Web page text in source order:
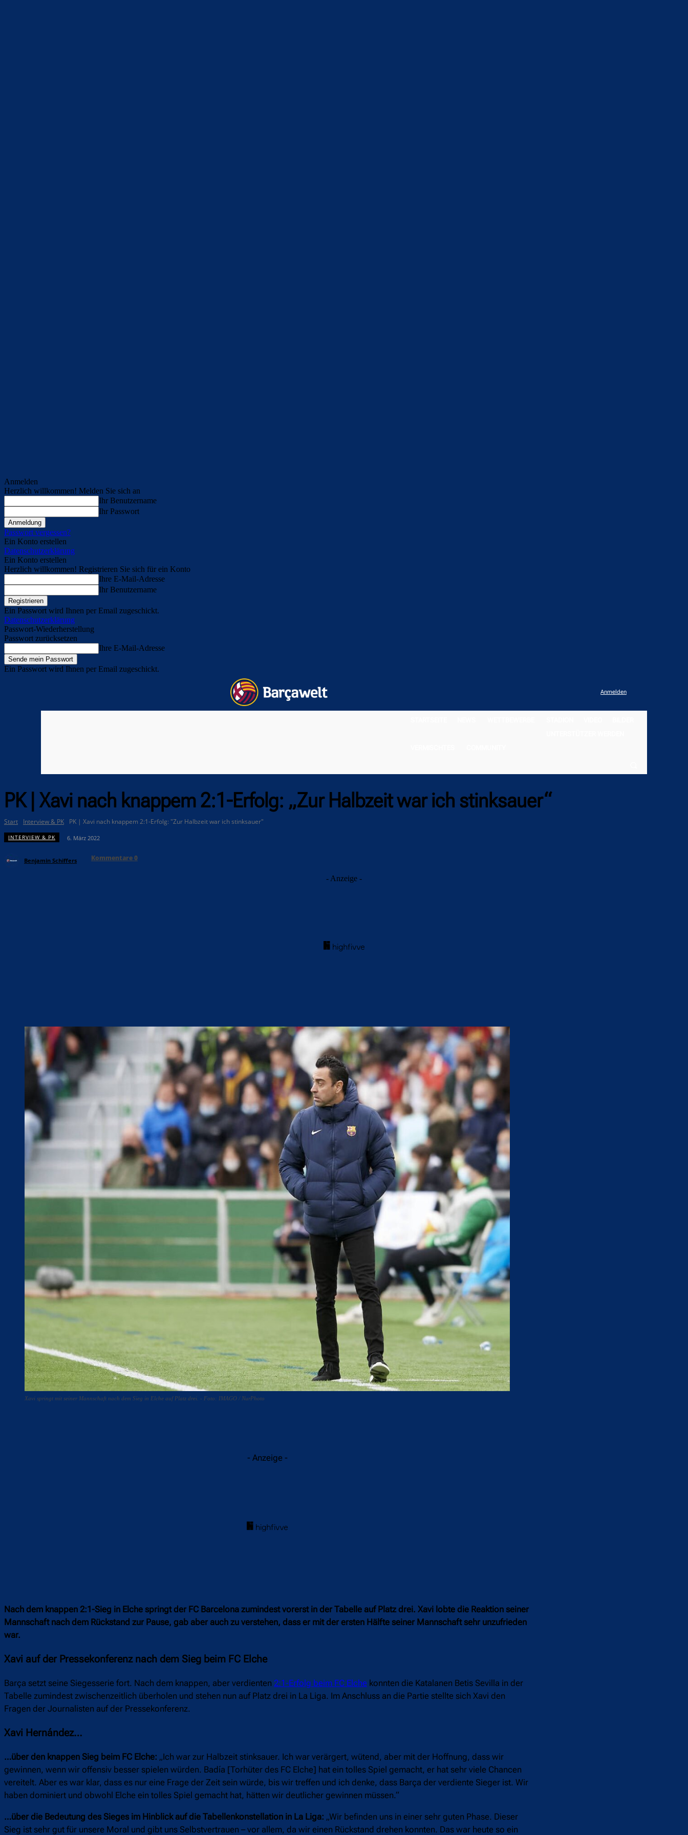
Anmelden
Herzlich willkommen! Melden Sie sich an
Ihr Benutzername
Ihr Passwort
Passwort vergessen?
Ein Konto erstellen
Datenschutzerklärung
Ein Konto erstellen
Herzlich willkommen! Registrieren Sie sich für ein Konto
Ihre E-Mail-Adresse
Ihr Benutzername
Ein Passwort wird Ihnen per Email zugeschickt.
Datenschutzerklärung
Passwort-Wiederherstellung
Passwort zurücksetzen
Ihre E-Mail-Adresse
Ein Passwort wird Ihnen per Email zugeschickt.
Anmelden
PK | Xavi nach knappem 2:1-Erfolg: „Zur Halbzeit war ich stinksauer“
Start Interview & PK PK | Xavi nach knappem 2:1-Erfolg: "Zur Halbzeit war ich stinksauer"
INTERVIEW & PK 6. März 2022
Benjamin Schiffers Kommentare0
- Anzeige -
Xavi springt mit seiner Mannschaft nach dem Sieg in Elche auf Platz drei. - Foto: IMAGO / NurPhoto
- Anzeige -
Nach dem knappen 2:1-Sieg in Elche springt der FC Barcelona zumindest vorerst in der Tabelle auf Platz drei. Xavi lobte die Reaktion seiner
Mannschaft nach dem Rückstand zur Pause, gab aber auch zu verstehen, dass er mit der ersten Hälfte seiner Mannschaft sehr unzufrieden
war.
Xavi auf der Pressekonferenz nach dem Sieg beim FC Elche
Barça setzt seine Siegesserie fort. Nach dem knappen, aber verdienten 2:1-Erfolg beim FC Elche konnten die Katalanen Betis Sevilla in der
Tabelle zumindest zwischenzeitlich überholen und stehen nun auf Platz drei in La Liga. Im Anschluss an die Partie stellte sich Xavi den
Fragen der Journalisten auf der Pressekonferenz.
Xavi Hernández…
…über den knappen Sieg beim FC Elche: „Ich war zur Halbzeit stinksauer. Ich war verärgert, wütend, aber mit der Hoffnung, dass wir
gewinnen, wenn wir offensiv besser spielen würden. Badía [Torhüter des FC Elche] hat ein tolles Spiel gemacht, er hat sehr viele Chancen
vereitelt. Aber es war klar, dass es nur eine Frage der Zeit sein würde, bis wir treffen und ich denke, dass Barça der verdiente Sieger ist. Wir
haben dominiert und obwohl Elche ein tolles Spiel gemacht hat, hätten wir deutlicher gewinnen müssen.“
…über die Bedeutung des Sieges im Hinblick auf die Tabellenkonstellation in La Liga: „Wir befinden uns in einer sehr guten Phase. Dieser
Sieg ist sehr gut für unsere Moral und gibt uns Selbstvertrauen – vor allem, da wir einen Rückstand drehen konnten. Das war heute so ein